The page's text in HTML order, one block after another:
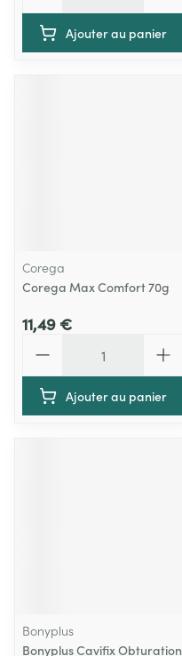
Ajouter au panier
Corega
Corega Max Comfort 70g
11,49 €
Ajouter au panier
Bonyplus
Bonyplus Cavifix Obturation